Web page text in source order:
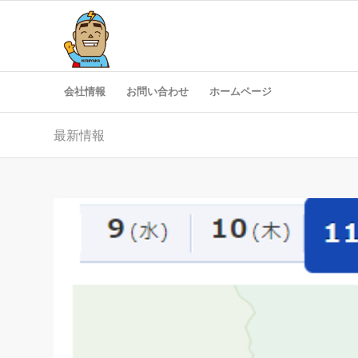
会社情報 お問い合わせ ホームページ
最新情報